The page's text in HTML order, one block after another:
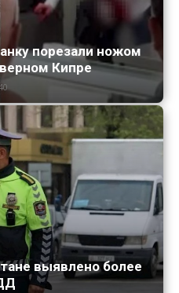
порезали ножом
Кипре
выявлено более